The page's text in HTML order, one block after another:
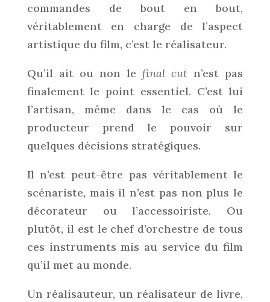
commandes de bout en bout,
véritablement en charge de l’aspect
artistique du film, c’est le réalisateur.
Qu’il ait ou non lefinal cut n’est pas
finalement le point essentiel. C’est lui
l’artisan, même dans le cas où le
producteur prend le pouvoir sur
quelques décisions stratégiques.
Il n’est peut-être pas véritablement le
scénariste, mais il n’est pas non plus le
décorateur ou l’accessoiriste. Ou
plutôt, il est le chef d’orchestre de tous
ces instruments mis au service du film
qu’il met au monde.
Un réalisauteur, un réalisateur de livre,